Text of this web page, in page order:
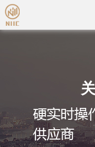
硬实时操
供应商